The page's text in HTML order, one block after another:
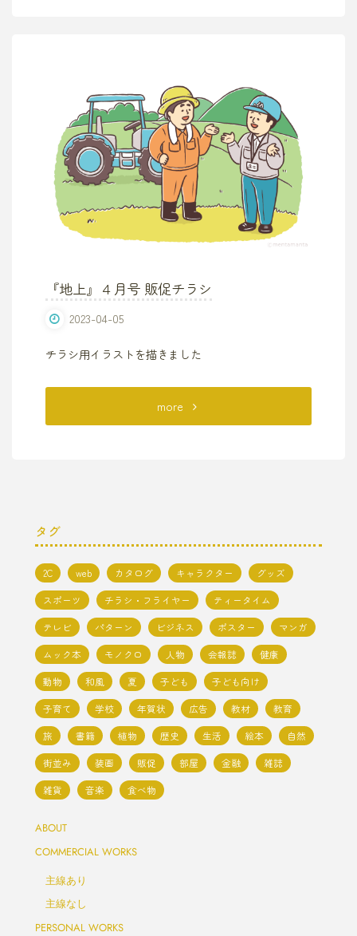
動
車
学
校
ト
グ
ス
ト"
『地上』４月号 販促チラシ
2023-04-05
チラシ用イラストを描きました
more"『地
号
販
促
チ
ラ
シ"
タグ
2C web カタログ キャラクター
グッズ
スポーツ
チラシ・フライヤー
ティータイム
テレビ
パターン ビジネス ポスター
マンガ
ムック本
モノクロ 人物 会報誌
健康
動物
和風 夏 子ども
子ども向け
子育て
学校 年賀状 広告 教材
教育
旅
書籍 植物 歴史 生活 絵本
自然
街並み
装画 販促 部屋 金融
雑誌
雑貨
音楽 食べ物
ABOUT
COMMERCIAL WORKS
主線あり
主線なし
PERSONAL WORKS